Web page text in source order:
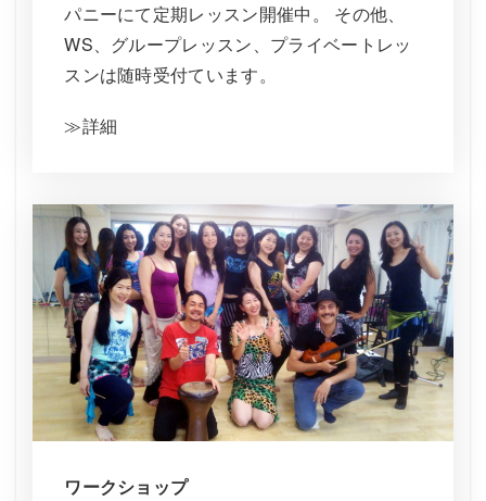
パニーにて定期レッスン開催中。 その他、
WS、グループレッスン、プライベートレッ
スンは随時受付ています。
≫詳細
ワークショップ